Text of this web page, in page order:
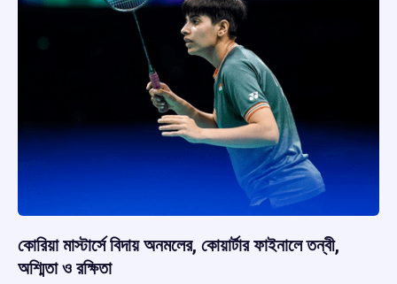
কোরিয়া মাস্টার্সে বিদায় অনমলের, কোয়ার্টার ফাইনালে তন্বী,
অশ্মিতা ও রক্ষিতা